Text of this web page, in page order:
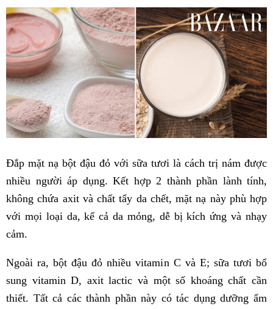
Đắp mặt nạ bột đậu đỏ với sữa tươi là cách trị nám được
nhiều người áp dụng. Kết hợp 2 thành phần lành tính,
không chứa axit và chất tẩy da chết, mặt nạ này phù hợp
với mọi loại da, kể cả da mỏng, dễ bị kích ứng và nhạy
cảm.
Ngoài ra, bột đậu đỏ nhiều vitamin C và E; sữa tươi bổ
sung vitamin D, axit lactic và một số khoáng chất cần
thiết. Tất cả các thành phần này có tác dụng dưỡng ẩm